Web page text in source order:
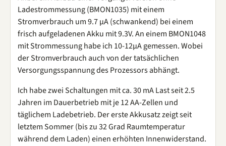
Ladestrommessung (BMON1035) mit einem
Stromverbrauch um 9.7 µA (schwankend) bei einem
frisch aufgeladenen Akku mit 9.3V. An einem BMON1048
mit Strommessung habe ich 10-12µA gemessen. Wobei
der Stromverbrauch auch von der tatsächlichen
Versorgungsspannung des Prozessors abhängt.
Ich habe zwei Schaltungen mit ca. 30 mA Last seit 2.5
Jahren im Dauerbetrieb mit je 12 AA-Zellen und
täglichem Ladebetrieb. Der erste Akkusatz zeigt seit
letztem Sommer (bis zu 32 Grad Raumtemperatur
während dem Laden) einen erhöhten Innenwiderstand.